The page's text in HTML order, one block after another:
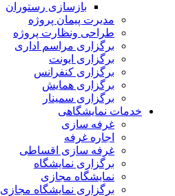
بازسازی رستوران
مدیرت پیمان پروژه
طراحی ونظارت پروژه
برگزاری مراسم اداری
برگزاری ایونت
برگزاری کنفرانس
برگزاری همایش
برگزاری سمینار
خدمات نمایشگاهی
غرفه سازی
اجاره غرفه
غرفه سازی اقساطی
برگزاری نمایشگاه
نمایشگاه مجازی
برگزاری نمایشگاه مجازی